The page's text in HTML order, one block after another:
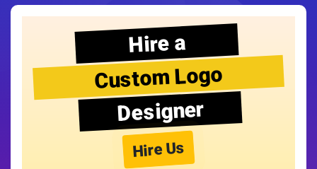
Hire a
Custom Logo
Designer
Hire Us